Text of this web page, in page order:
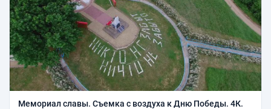
Мемориал славы. Съемка с воздуха к Дню Победы. 4К.